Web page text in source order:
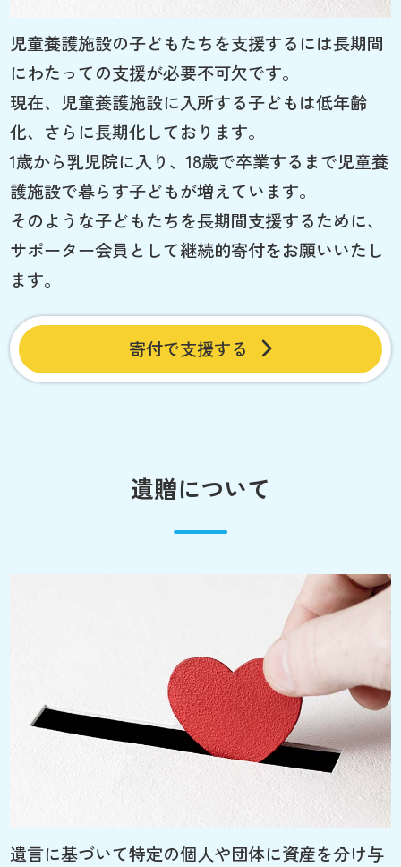
児童養護施設の子どもたちを支援するには長期間
にわたっての支援が必要不可欠です。
現在、児童養護施設に入所する子どもは低年齢
化、さらに長期化しております。
1歳から乳児院に入り、18歳で卒業するまで児童養
護施設で暮らす子どもが増えています。
そのような子どもたちを長期間支援するために、
サポーター会員として継続的寄付をお願いいたし
ます。
寄付で支援する
遺贈について
遺言に基づいて特定の個人や団体に資産を分け与